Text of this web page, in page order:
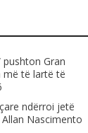
pushton Gran
më të lartë të
ndërroi jetë
Nascimento